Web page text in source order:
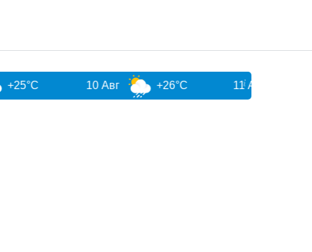
10 Авг +26°C 11 Авг +26°C